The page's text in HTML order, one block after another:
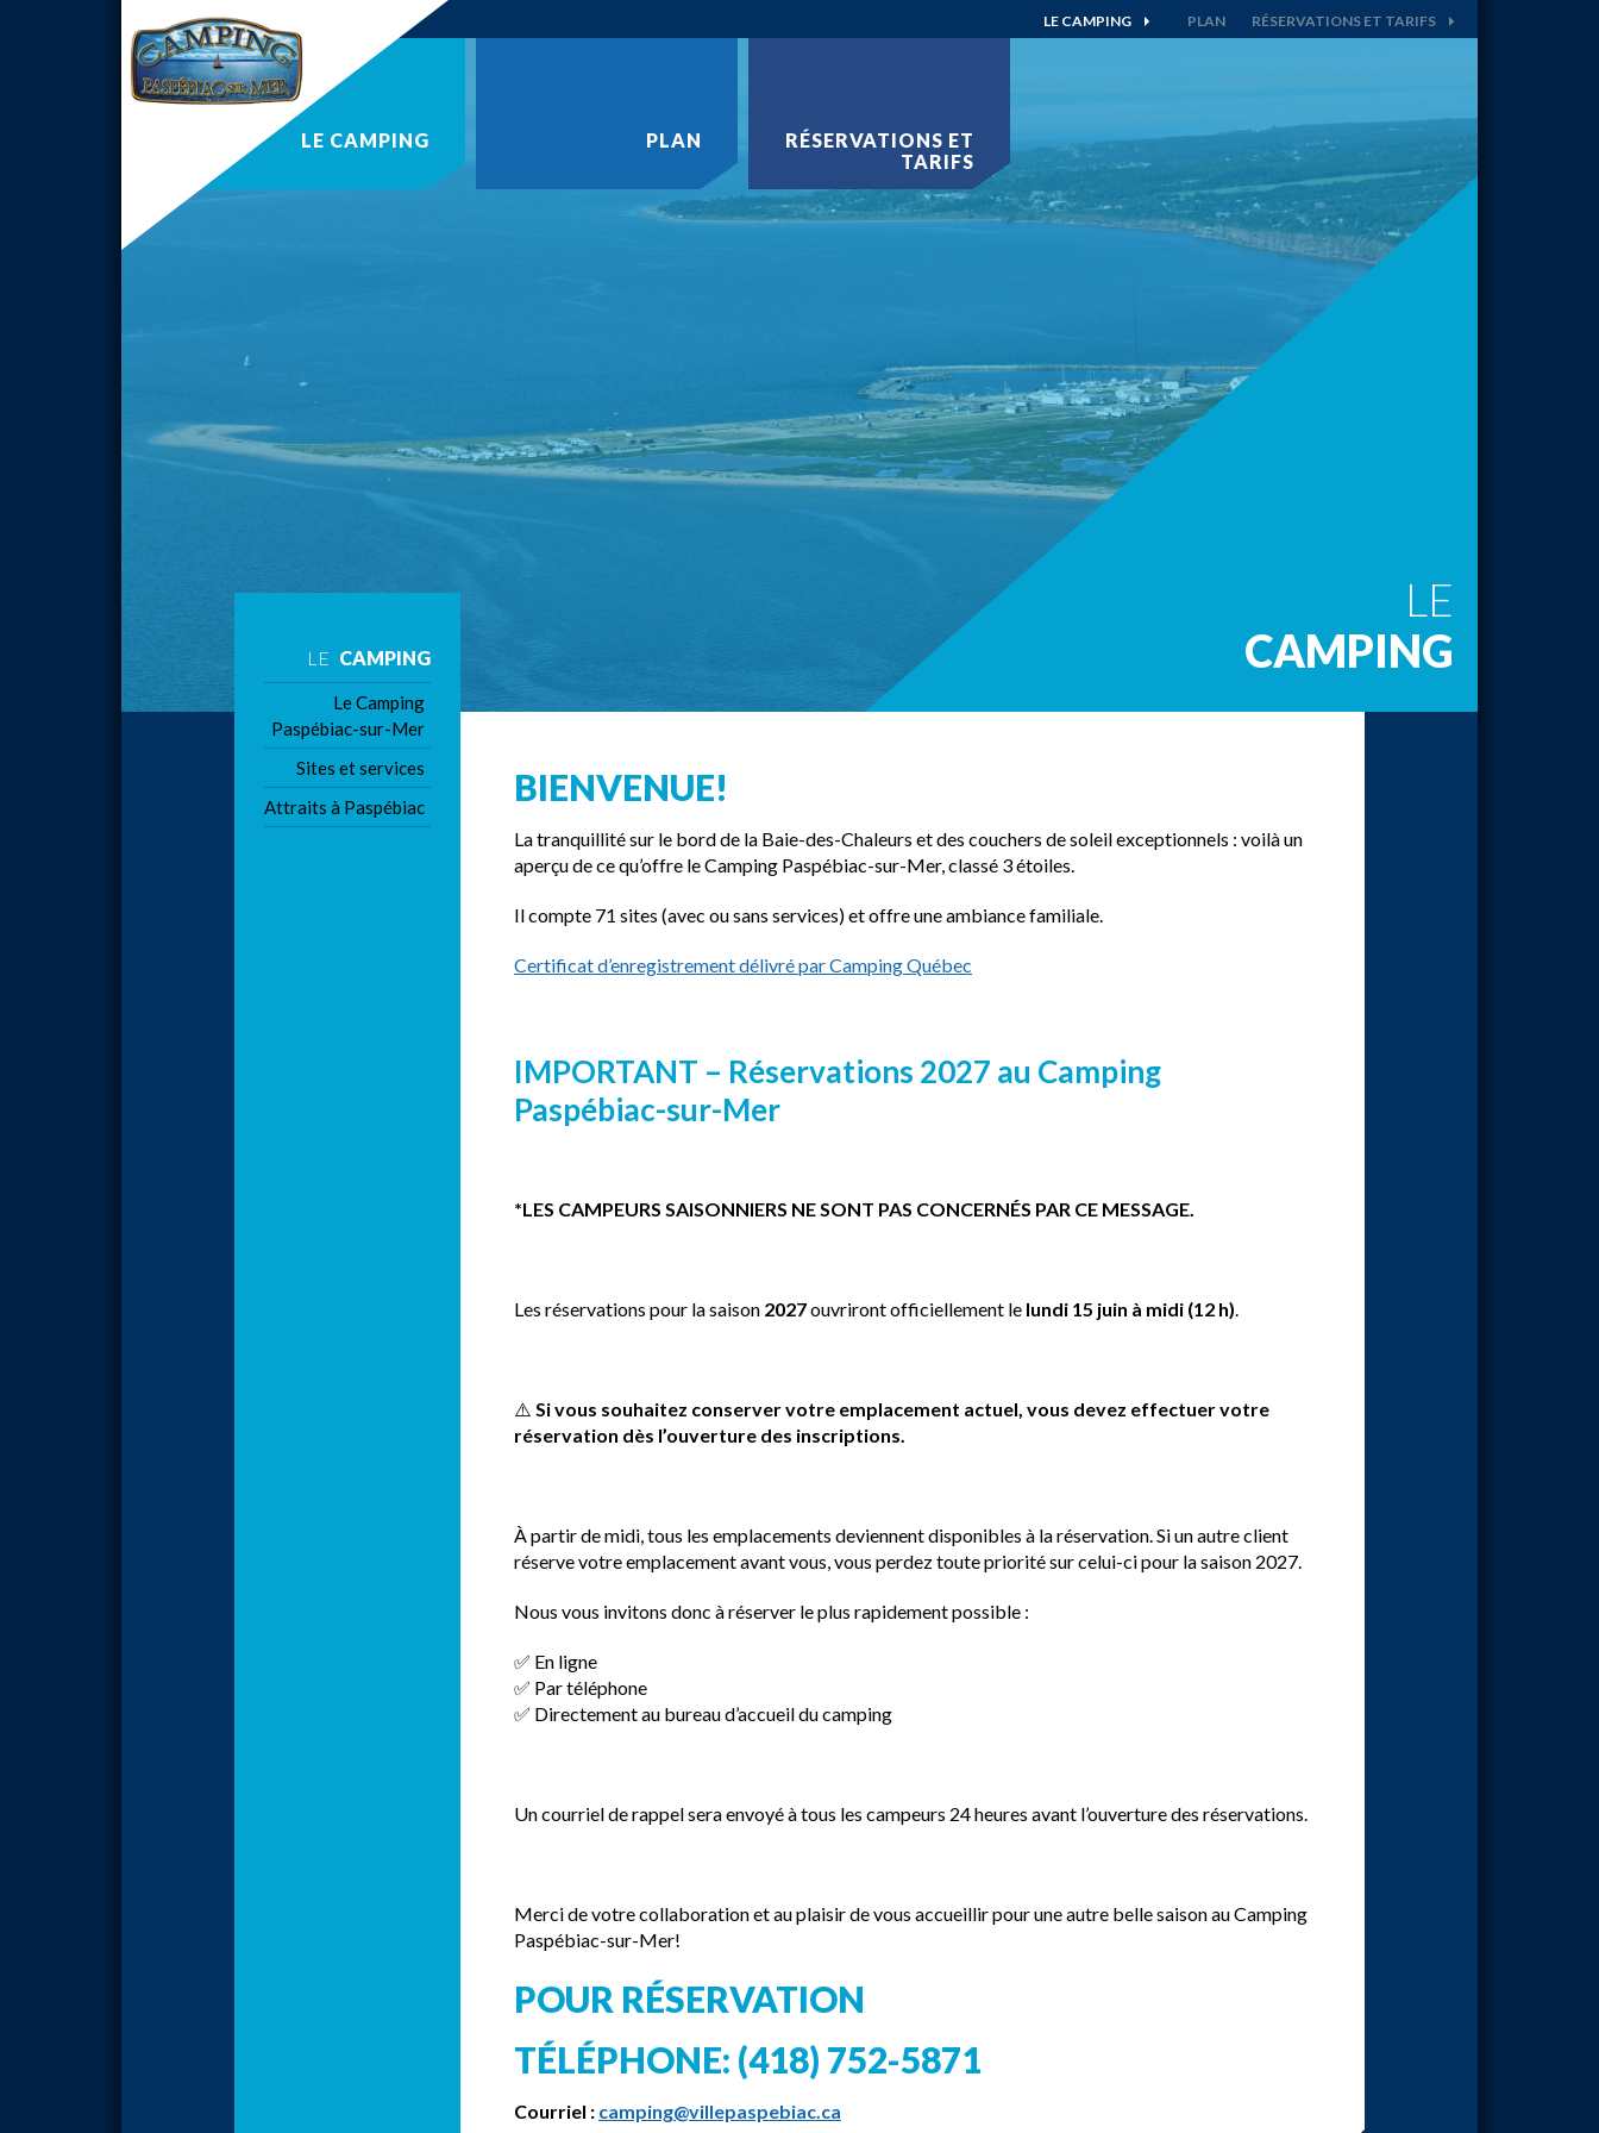
LE CAMPING PLAN RÉSERVATIONS ET TARIFS
LE CAMPING PLAN RÉSERVATIONS ET
TARIFS
LE
CAMPING
LE CAMPING
Le Camping
Paspébiac-sur-Mer
Sites et services
Attraits à Paspébiac
BIENVENUE!
La tranquillité sur le bord de la Baie-des-Chaleurs et des couchers de soleil exceptionnels : voilà un
aperçu de ce qu’offre le Camping Paspébiac-sur-Mer, classé 3 étoiles.
Il compte 71 sites (avec ou sans services) et offre une ambiance familiale.
Certificat d’enregistrement délivré par Camping Québec
IMPORTANT – Réservations 2027 au Camping
Paspébiac-sur-Mer
*LES CAMPEURS SAISONNIERS NE SONT PAS CONCERNÉS PAR CE MESSAGE.
Les réservations pour la saison 2027ouvriront officiellement le lundi 15 juin à midi (12 h).
⚠️ Si vous souhaitez conserver votre emplacement actuel, vous devez effectuer votre
réservation dès l’ouverture des inscriptions.
À partir de midi, tous les emplacements deviennent disponibles à la réservation. Si un autre client
réserve votre emplacement avant vous, vous perdez toute priorité sur celui-ci pour la saison 2027.
Nous vous invitons donc à réserver le plus rapidement possible :
✅ En ligne
✅ Par téléphone
✅ Directement au bureau d’accueil du camping
Un courriel de rappel sera envoyé à tous les campeurs 24 heures avant l’ouverture des réservations.
Merci de votre collaboration et au plaisir de vous accueillir pour une autre belle saison au Camping
Paspébiac-sur-Mer! ️
POUR RÉSERVATION
TÉLÉPHONE: (418) 752-5871
Courriel : camping@villepaspebiac.ca